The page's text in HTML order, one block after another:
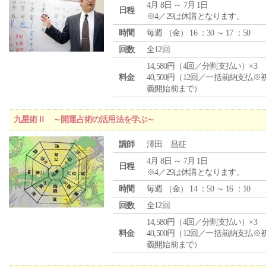
日程
4月 8日 ～ 7月 1日
※4／29は休講となります。
時間
毎週 （金） 16 ：30 ～ 17 ：50
回数
全12回
料金
14,580円（4回／分割支払い）×3
40,500円（12回／一括前納支払※
義開始前まで）
九星術Ⅱ ～開運占術の活用法を学ぶ～
講師 澤田 昌征
日程
4月 8日 ～ 7月 1日
※4／29は休講となります。
時間
毎週 （金） 14 ：50 ～ 16 ：10
回数
全12回
料金
14,580円（4回／分割支払い）×3
40,500円（12回／一括前納支払※
義開始前まで）